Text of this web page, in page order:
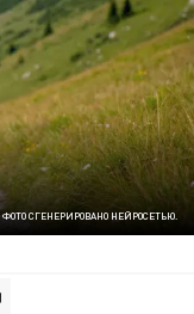
ФОТО СГЕНЕРИРОВАНО НЕЙРОСЕТЬЮ.